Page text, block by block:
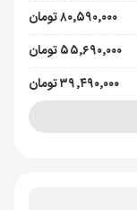
۸۰٬۵۹۰٬۰۰۰ تومان
۵۵٬۶۹۰٬۰۰۰ تومان
۳۹٬۴۹۰٬۰۰۰ تومان